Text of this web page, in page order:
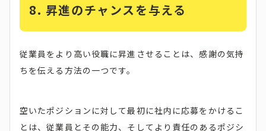
8. 昇進のチャンスを与える
従業員をより高い役職に昇進させることは、感謝の気持
ちを伝える方法の一つです。
空いたポジションに対して最初に社内に応募をかけるこ
とは、従業員とその能力、そしてより責任のあるポジシ